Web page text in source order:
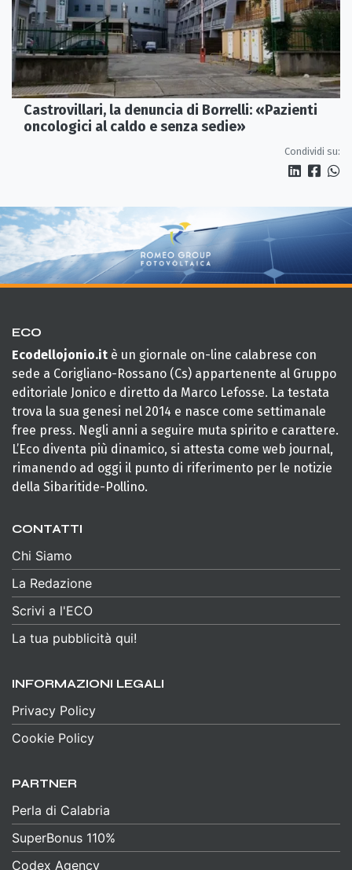
Castrovillari, la denuncia di Borrelli: «Pazienti
oncologici al caldo e senza sedie»
Condividi su:
ECO
Ecodellojonio.it è un giornale on-line calabrese con
sede a Corigliano-Rossano (Cs) appartenente al Gruppo
editoriale Jonico e diretto da Marco Lefosse. La testata
trova la sua genesi nel 2014 e nasce come settimanale
free press. Negli anni a seguire muta spirito e carattere.
L’Eco diventa più dinamico, si attesta come web journal,
rimanendo ad oggi il punto di riferimento per le notizie
della Sibaritide-Pollino.
CONTATTI
Chi Siamo
La Redazione
Scrivi a l'ECO
La tua pubblicità qui!
INFORMAZIONI LEGALI
Privacy Policy
Cookie Policy
PARTNER
Perla di Calabria
SuperBonus 110%
Codex Agency